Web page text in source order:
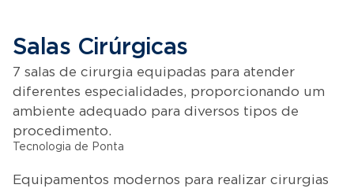
Salas Cirúrgicas
7 salas de cirurgia equipadas para atender
diferentes especialidades, proporcionando um
ambiente adequado para diversos tipos de
procedimento.
Tecnologia de Ponta
Equipamentos modernos para realizar cirurgias